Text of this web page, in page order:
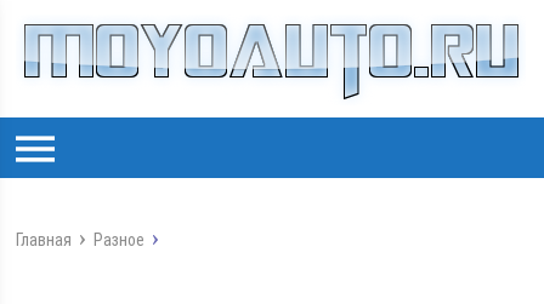
Главная Разное